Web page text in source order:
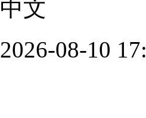
中文
2026-08-10